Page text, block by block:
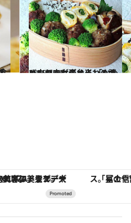
2015.4.15
ハンバーグがメインのガッツリ肉女子弁当 「かわいいね」と褒められる詰め方のコツ
グルメ
「星のや富士」でデジタルデトックス。冨士信仰の歴史を辿り、心身を調える。 ヴァシュロン・コンスタンタ